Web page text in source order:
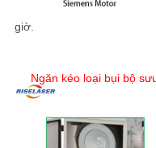
giờ.
Ngăn kéo loại bụi bộ